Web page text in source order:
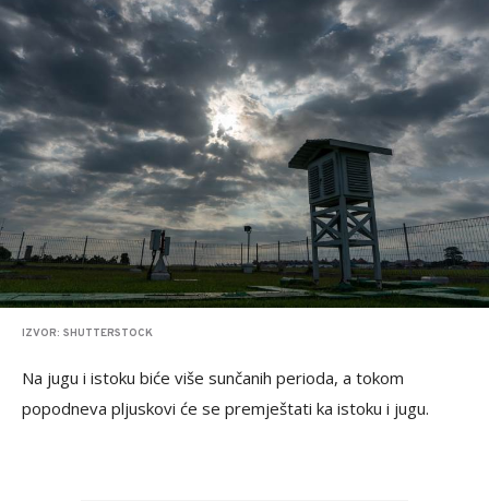
IZVOR: SHUTTERSTOCK
Na jugu i istoku biće više sunčanih perioda, a tokom
popodneva pljuskovi će se premještati ka istoku i jugu.